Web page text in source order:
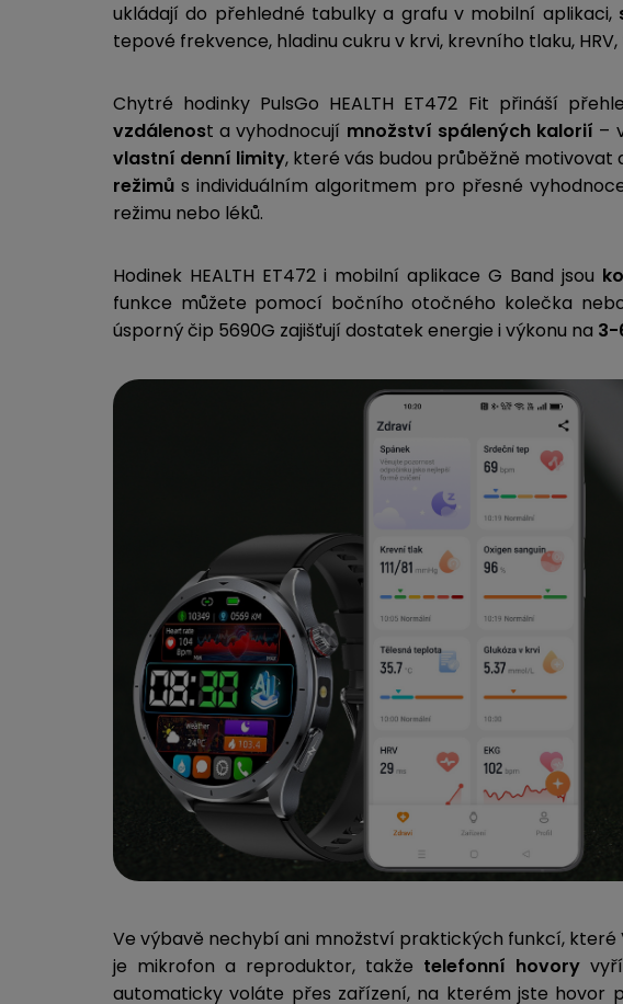
ukládají do přehledné tabulky a grafu v mobilní aplikaci,
tepové frekvence, hladinu cukru v krvi, krevního tlaku,
Chytré hodinky PulsGo HEALTH ET472 Fit přináší
vzdálenost a vyhodnocují množství spálených kalorií –
vlastní denní limity, které vás budou průběžně motivovat
režimů s individuálním algoritmem pro přesné
režimu nebo léků.
Hodinek HEALTH ET472 i mobilní aplikace G Band jsou
funkce můžete pomocí bočního otočného kolečka
úsporný čip 5690G zajišťují dostatek energie i výkonu na 3-
Ve výbavě nechybí ani množství praktických funkcí, které
je mikrofon a reproduktor, takže telefonní hovory
automaticky voláte přes zařízení, na kterém jste hovor